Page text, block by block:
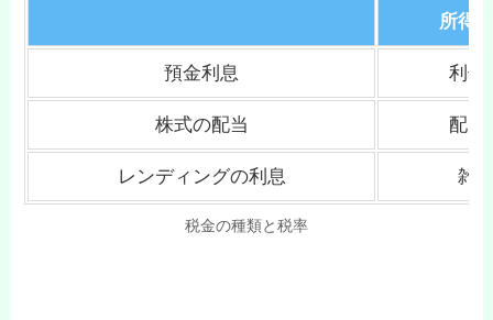
所得
預金利息 利子
株式の配当 配当
レンディングの利息 雑
税金の種類と税率